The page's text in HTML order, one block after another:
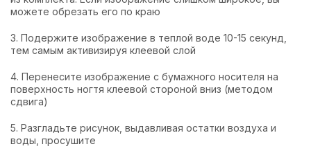
можете обрезать его по краю
3. Подержите изображение в теплой воде 10-15 секунд,
тем самым активизируя клеевой слой
4. Перенесите изображение с бумажного носителя на
поверхность ногтя клеевой стороной вниз (методом
сдвига)
5. Разгладьте рисунок, выдавливая остатки воздуха и
воды, просушите